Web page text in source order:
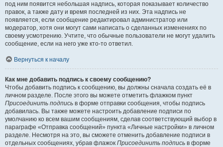
под ним появится небольшая надпись, которая показывает количество
правок, а также дату и время последней из них. Эта надпись не
появляется, если сообщение редактировал администратор или
модератор, хотя они могут сами написать о сделанных изменениях по
своему усмотрению. Учтите, что обычные пользователи не могут удалить
сообщение, если на него уже кто-то ответил.
Вернуться к началу
Как мне добавить подпись к своему сообщению?
Чтобы добавить подпись к сообщению, вы должны сначала создать её в
личном разделе. После этого вы можете отметить флажком пункт
Присоединить подпись в форме отправки сообщения, чтобы подпись
добавилась. Вы также можете настроить добавление подписи по
умолчанию ко всем вашим сообщениям, сделав соответствующий выбор в
параграфе «Отправка сообщений» пункта «Личные настройки» в личном
разделе. Несмотря на это, вы сможете отменить добавление подписи в
отдельных сообщениях, убрав флажок Присоединить подпись в форме